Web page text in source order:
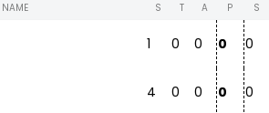
NAME S T A P S
1 0 0 0 0
4 0 0 0 0